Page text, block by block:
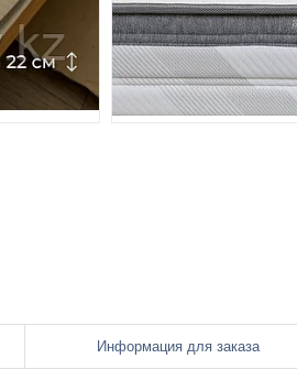
Информация для заказа